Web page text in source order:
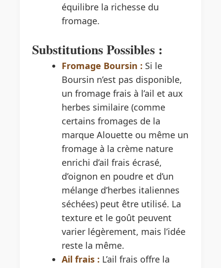
équilibre la richesse du
fromage.
Substitutions Possibles :
Fromage Boursin : Si le
Boursin n’est pas disponible,
un fromage frais à l’ail et aux
herbes similaire (comme
certains fromages de la
marque Alouette ou même un
fromage à la crème nature
enrichi d’ail frais écrasé,
d’oignon en poudre et d’un
mélange d’herbes italiennes
séchées) peut être utilisé. La
texture et le goût peuvent
varier légèrement, mais l’idée
reste la même.
Ail frais : L’ail frais offre la